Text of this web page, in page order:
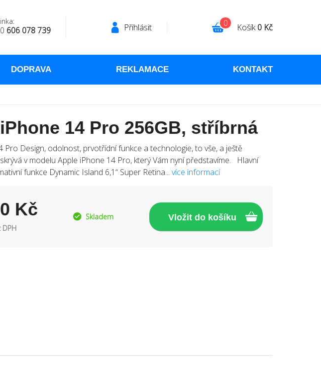
606 078 739 Přihlásit Košík0 Kč
0
DOPRAVA REKLAMACE KONTAKT
14 Pro 256GB, stříbrná
Pro Design, odolnost, prvotřídní funkce a technologie, to vše, a ještě
v modelu Apple iPhone 14 Pro, který Vám nyní představíme. Hlavní
funkce Dynamic Island 6,1“ Super Retina... více informací
Kč Skladem